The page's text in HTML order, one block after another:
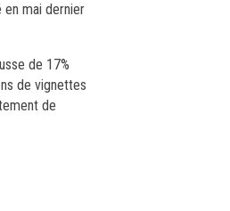
mai dernier
de 17%
de vignettes
de